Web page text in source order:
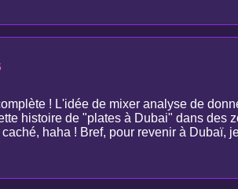
! L'idée de mixer analyse de
histoire de "plates à Dubai" dans des
haha ! Bref, pour revenir à Dubaï,